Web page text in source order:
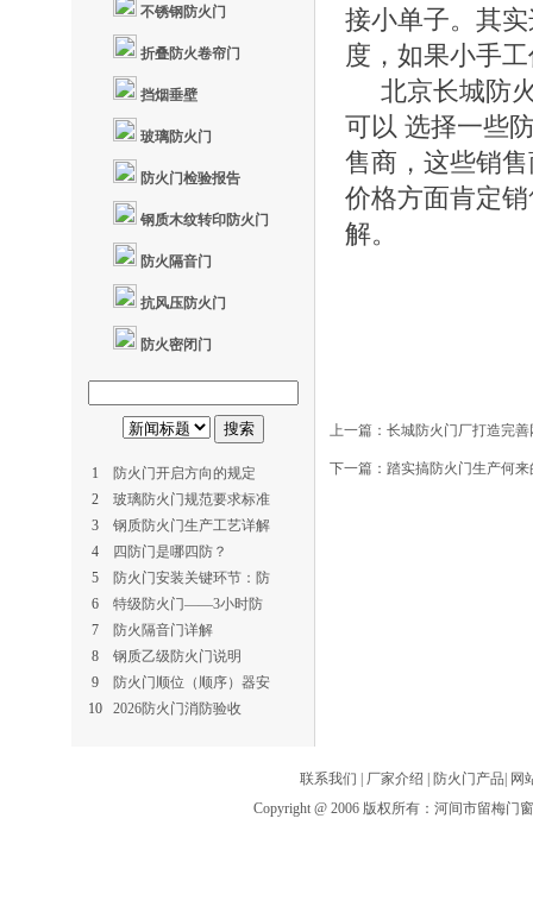
不锈钢防火门
折叠防火卷帘门
挡烟垂壁
玻璃防火门
防火门检验报告
钢质木纹转印防火门
防火隔音门
抗风压防火门
防火密闭门
1
防火门开启方向的规定
2
玻璃防火门规范要求标准
3
钢质防火门生产工艺详解
4
四防门是哪四防？
5
防火门安装关键环节：防
6
特级防火门——3小时防
7
防火隔音门详解
8
钢质乙级防火门说明
9
防火门顺位（顺序）器安
10
2026防火门消防验收
接小单子。其
度，如果小手
北京长城防火
可以 选择一些
售商，这些销
价格方面肯定
解。
上一篇： 长城防火门厂打造完
下一篇： 踏实搞防火门生产何来
联系我们 厂家介绍 防火门产品 网
Copyright @ 2006 版权所有：河间市留梅门